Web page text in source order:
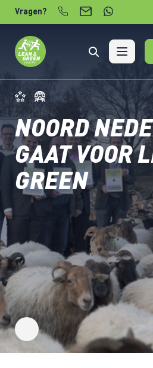
Verder naar content
Vragen?
NOORD
GAAT VOOR
GREEN